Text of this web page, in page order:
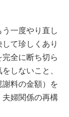
う一度やり直し
て珍しくあり
全に断ち切ら
しないこと、
料の金額）を
夫婦関係の再構